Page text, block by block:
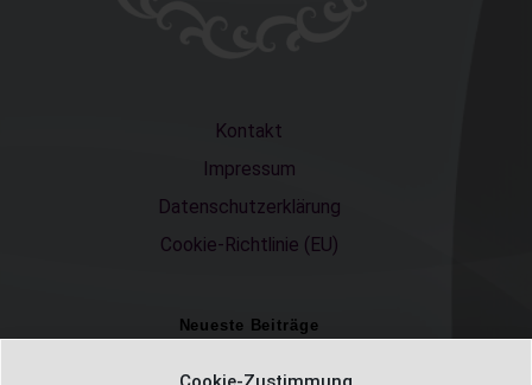
Kontakt
Impressum
Datenschutzerklärung
Cookie-Richtlinie (EU)
Neueste Beiträge
Einschulungsfotos 2026 – ein unvergesslicher Moment